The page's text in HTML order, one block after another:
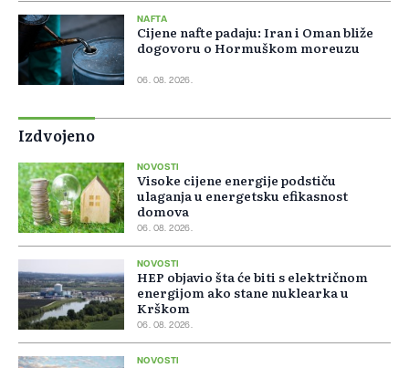
NAFTA
Cijene nafte padaju: Iran i Oman bliže
dogovoru o Hormuškom moreuzu
06. 08. 2026.
Izdvojeno
NOVOSTI
Visoke cijene energije podstiču
ulaganja u energetsku efikasnost
domova
06. 08. 2026.
NOVOSTI
HEP objavio šta će biti s električnom
energijom ako stane nuklearka u
Krškom
06. 08. 2026.
NOVOSTI